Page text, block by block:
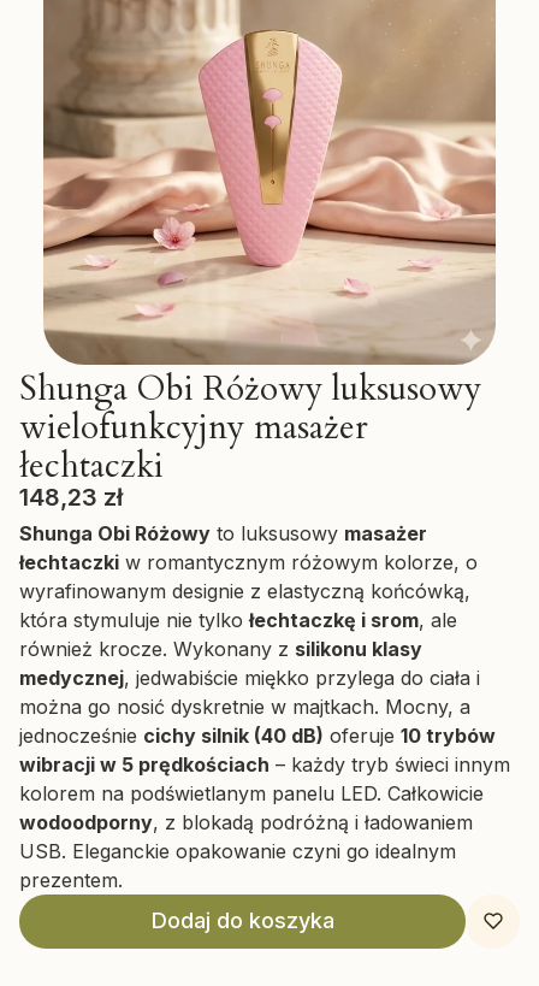
Shunga Obi Różowy luksusowy
wielofunkcyjny masażer
łechtaczki
Cena
148,23 zł
Shunga Obi Różowy to luksusowy masażer
łechtaczki w romantycznym różowym kolorze, o
wyrafinowanym designie z elastyczną końcówką,
która stymuluje nie tylkołechtaczkę i srom, ale
również krocze. Wykonany z silikonu klasy
medycznej, jedwabiście miękko przylega do ciała i
można go nosić dyskretnie w majtkach. Mocny, a
jednocześnie cichy silnik (40 dB) oferuje 10 trybów
wibracji w 5 prędkościach – każdy tryb świeci innym
kolorem na podświetlanym panelu LED. Całkowicie
wodoodporny, z blokadą podróżną i ładowaniem
USB. Eleganckie opakowanie czyni go idealnym
prezentem.
Dodaj do koszyka